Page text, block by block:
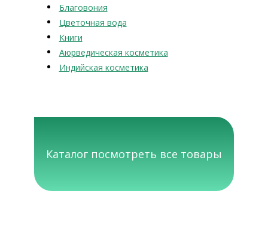
Благовония
Цветочная вода
Книги
Аюрведическая косметика
Индийская косметика
Каталог посмотреть все товары